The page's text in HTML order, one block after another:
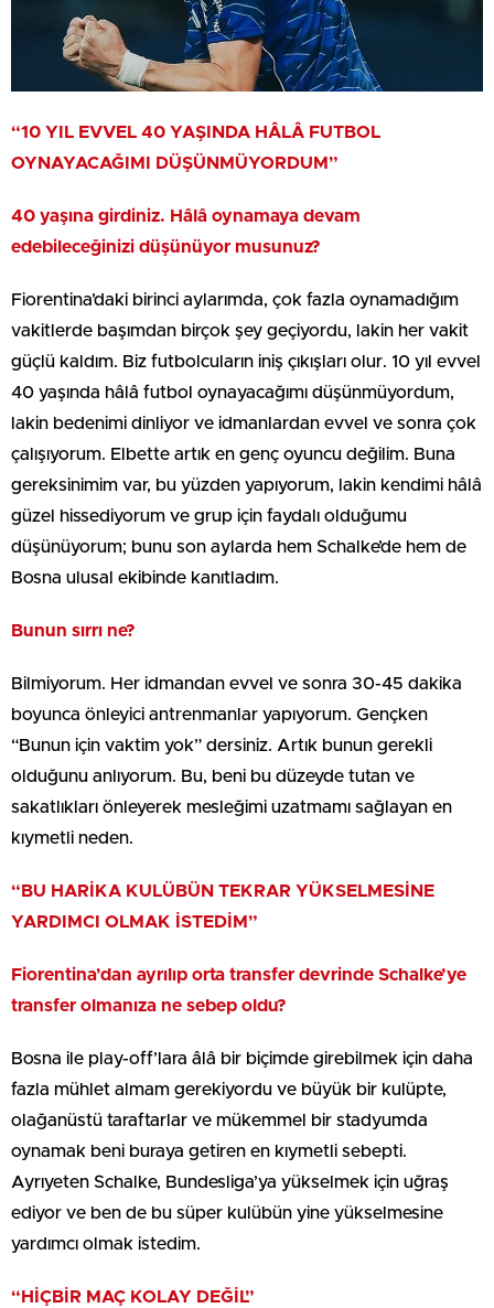
“10 YIL EVVEL 40 YAŞINDA HÂLÂ FUTBOL
OYNAYACAĞIMI DÜŞÜNMÜYORDUM”
40 yaşına girdiniz. Hâlâ oynamaya devam
edebileceğinizi düşünüyor musunuz?
Fiorentina’daki birinci aylarımda, çok fazla oynamadığım
vakitlerde başımdan birçok şey geçiyordu, lakin her vakit
güçlü kaldım. Biz futbolcuların iniş çıkışları olur. 10 yıl evvel
40 yaşında hâlâ futbol oynayacağımı düşünmüyordum,
lakin bedenimi dinliyor ve idmanlardan evvel ve sonra çok
çalışıyorum. Elbette artık en genç oyuncu değilim. Buna
gereksinimim var, bu yüzden yapıyorum, lakin kendimi hâlâ
güzel hissediyorum ve grup için faydalı olduğumu
düşünüyorum; bunu son aylarda hem Schalke’de hem de
Bosna ulusal ekibinde kanıtladım.
Bunun sırrı ne?
Bilmiyorum. Her idmandan evvel ve sonra 30-45 dakika
boyunca önleyici antrenmanlar yapıyorum. Gençken
“Bunun için vaktim yok” dersiniz. Artık bunun gerekli
olduğunu anlıyorum. Bu, beni bu düzeyde tutan ve
sakatlıkları önleyerek mesleğimi uzatmamı sağlayan en
kıymetli neden.
“BU HARİKA KULÜBÜN TEKRAR YÜKSELMESİNE
YARDIMCI OLMAK İSTEDİM”
Fiorentina’dan ayrılıp orta transfer devrinde Schalke’ye
transfer olmanıza ne sebep oldu?
Bosna ile play-off’lara âlâ bir biçimde girebilmek için daha
fazla mühlet almam gerekiyordu ve büyük bir kulüpte,
olağanüstü taraftarlar ve mükemmel bir stadyumda
oynamak beni buraya getiren en kıymetli sebepti.
Ayrıyeten Schalke, Bundesliga’ya yükselmek için uğraş
ediyor ve ben de bu süper kulübün yine yükselmesine
yardımcı olmak istedim.
“HİÇBİR MAÇ KOLAY DEĞİL”